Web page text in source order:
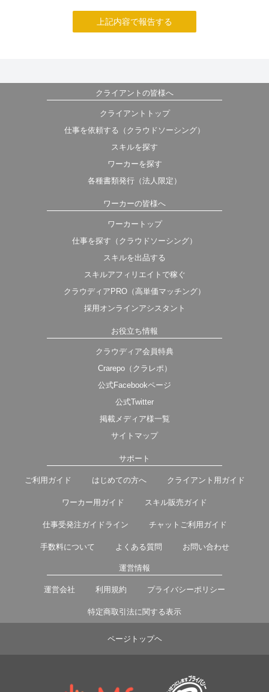
上記内容で報告する
クライアントの皆様へ
クライアントトップ
仕事を依頼する（クラウドソーシング）
スキルを探す
ワーカーを探す
各種書類発行（法人限定）
ワーカーの皆様へ
ワーカートップ
仕事を探す（クラウドソーシング）
スキルを出品する
スキルアフィリエイトで稼ぐ
クラウディアPRO（高単価マッチング）
採用オンラインアシスタント
お役立ち情報
クラウディア会員特典
Crarepo（クラレポ）
公式Facebookページ
公式Twitter
掲載メディア様一覧
サイトマップ
サポート
ご利用ガイド はじめての方へ クライアント用ガイド
ワーカー用ガイド スキル販売ガイド
仕事受発注ガイドライン チャットご利用ガイド
手数料について よくある質問 お問い合わせ
運営情報
運営会社 利用規約 プライバシーポリシー
特定商取引法に関する表示
ページトップヘ